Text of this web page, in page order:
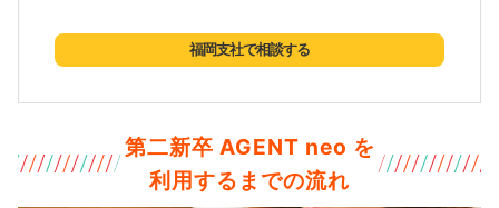
福岡支社で相談する
第二新卒 AGENT neo を
利用するまでの流れ